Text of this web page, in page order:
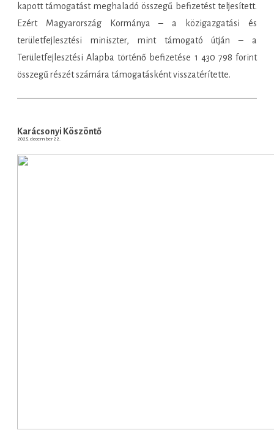
kapott támogatást meghaladó összegű befizetést teljesített.
Ezért Magyarország Kormánya – a közigazgatási és
területfejlesztési miniszter, mint támogató útján – a
Területfejlesztési Alapba történő befizetése 1 430 798 forint
összegű részét számára támogatásként visszatérítette.
Karácsonyi Köszöntő
2025. december 22.